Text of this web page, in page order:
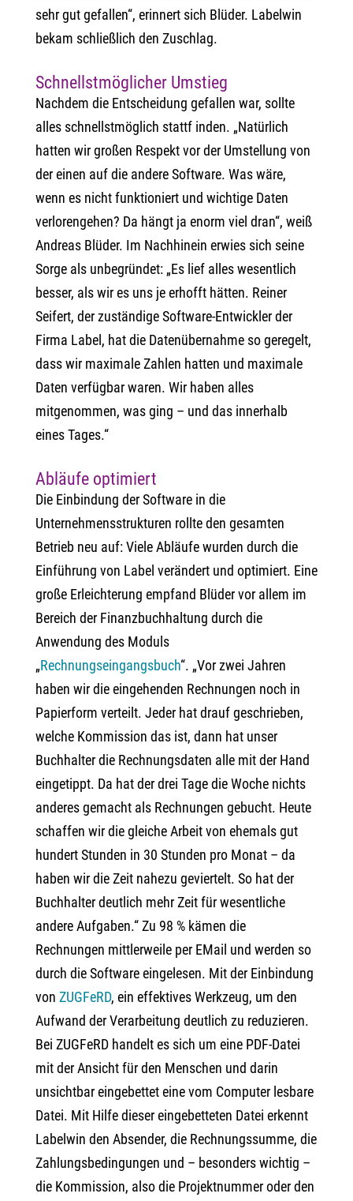
sehr gut gefallen“, erinnert sich Blüder. Labelwin
bekam schließlich den Zuschlag.
Schnellstmöglicher Umstieg
Nachdem die Entscheidung gefallen war, sollte
alles schnellstmöglich stattf inden. „Natürlich
hatten wir großen Respekt vor der Umstellung von
der einen auf die andere Software. Was wäre,
wenn es nicht funktioniert und wichtige Daten
verlorengehen? Da hängt ja enorm viel dran“, weiß
Andreas Blüder. Im Nachhinein erwies sich seine
Sorge als unbegründet: „Es lief alles wesentlich
besser, als wir es uns je erhofft hätten. Reiner
Seifert, der zuständige Software-Entwickler der
Firma Label, hat die Datenübernahme so geregelt,
dass wir maximale Zahlen hatten und maximale
Daten verfügbar waren. Wir haben alles
mitgenommen, was ging – und das innerhalb
eines Tages.“
Abläufe optimiert
Die Einbindung der Software in die
Unternehmensstrukturen rollte den gesamten
Betrieb neu auf: Viele Abläufe wurden durch die
Einführung von Label verändert und optimiert. Eine
große Erleichterung empfand Blüder vor allem im
Bereich der Finanzbuchhaltung durch die
Anwendung des Moduls
„Rechnungseingangsbuch“. „Vor zwei Jahren
haben wir die eingehenden Rechnungen noch in
Papierform verteilt. Jeder hat drauf geschrieben,
welche Kommission das ist, dann hat unser
Buchhalter die Rechnungsdaten alle mit der Hand
eingetippt. Da hat der drei Tage die Woche nichts
anderes gemacht als Rechnungen gebucht. Heute
schaffen wir die gleiche Arbeit von ehemals gut
hundert Stunden in 30 Stunden pro Monat – da
haben wir die Zeit nahezu geviertelt. So hat der
Buchhalter deutlich mehr Zeit für wesentliche
andere Aufgaben.“ Zu 98 % kämen die
Rechnungen mittlerweile per EMail und werden so
durch die Software eingelesen. Mit der Einbindung
von ZUGFeRD, ein effektives Werkzeug, um den
Aufwand der Verarbeitung deutlich zu reduzieren.
Bei ZUGFeRD handelt es sich um eine PDF-Datei
mit der Ansicht für den Menschen und darin
unsichtbar eingebettet eine vom Computer lesbare
Datei. Mit Hilfe dieser eingebetteten Datei erkennt
Labelwin den Absender, die Rechnungssumme, die
Zahlungsbedingungen und – besonders wichtig –
die Kommission, also die Projektnummer oder den